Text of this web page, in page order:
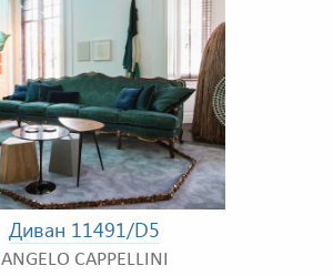
Диван 11491/D5
ANGELO CAPPELLINI